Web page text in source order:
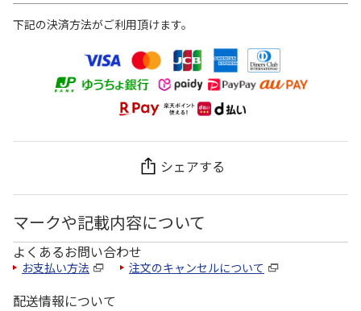
下記の決済方法がご利用頂けます。
シェアする
マークや記載内容について
よくあるお問い合わせ
お支払い方法 注文のキャンセルについて
配送情報について